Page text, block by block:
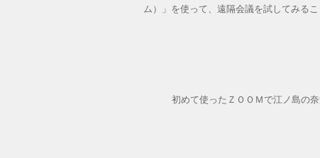
ム）」を使って、遠隔会議を試してみるこ
初めて使ったＺＯＯＭで江ノ島の